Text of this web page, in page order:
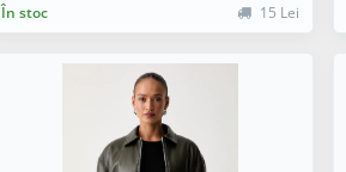
În stoc 15 Lei